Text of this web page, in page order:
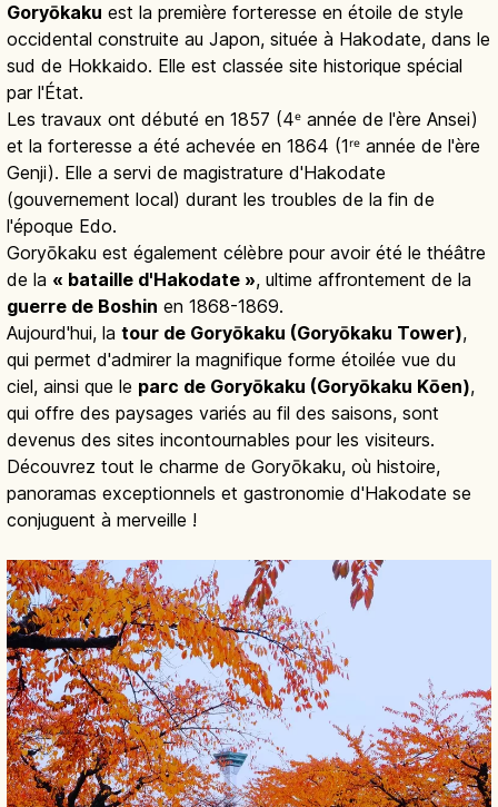
Goryōkaku est la première forteresse en étoile de style
occidental construite au Japon, située à Hakodate, dans le
sud de Hokkaido. Elle est classée site historique spécial
par l'État.
Les travaux ont débuté en 1857 (4ᵉ année de l'ère Ansei)
et la forteresse a été achevée en 1864 (1ʳᵉ année de l'ère
Genji). Elle a servi de magistrature d'Hakodate
(gouvernement local) durant les troubles de la fin de
l'époque Edo.
Goryōkaku est également célèbre pour avoir été le théâtre
de la « bataille d'Hakodate », ultime affrontement de la
guerre de Boshin en 1868-1869.
Aujourd'hui, la tour de Goryōkaku (Goryōkaku Tower),
qui permet d'admirer la magnifique forme étoilée vue du
ciel, ainsi que le parc de Goryōkaku (Goryōkaku Kōen),
qui offre des paysages variés au fil des saisons, sont
devenus des sites incontournables pour les visiteurs.
Découvrez tout le charme de Goryōkaku, où histoire,
panoramas exceptionnels et gastronomie d'Hakodate se
conjuguent à merveille !